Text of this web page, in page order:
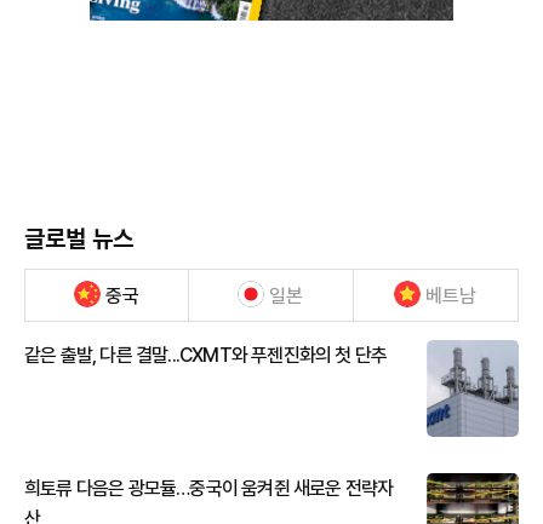
글로벌 뉴스
중국 일본 베트남
같은 출발, 다른 결말...CXMT와 푸젠진화의 첫 단추
희토류 다음은 광모듈…중국이 움켜쥔 새로운 전략자
산